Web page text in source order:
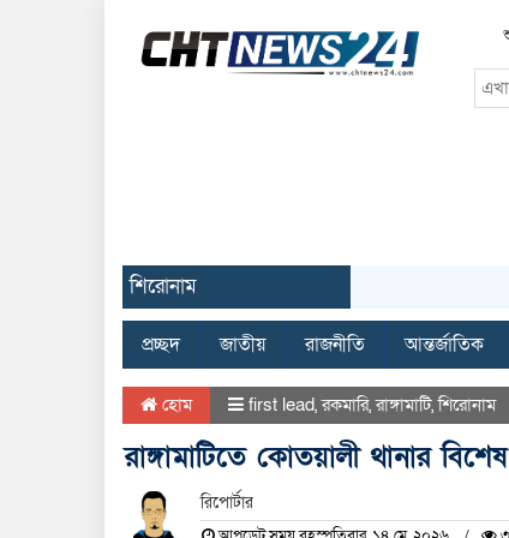
শিরোনাম
প্রচ্ছদ জাতীয় রাজনীতি আন্তর্জাতিক
হোম first lead,রকমারি,রাঙ্গামাটি,শিরোনাম
রাঙ্গামাটিতে কোতয়ালী থানার
রিপোর্টার